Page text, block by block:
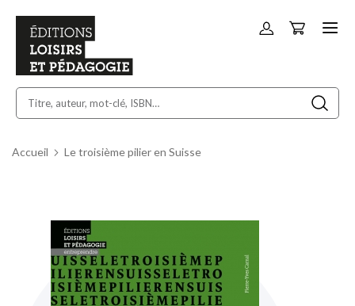
Allez
Panier
Accueil Le troisième pilier en Suisse
Skip
to
the
end
of